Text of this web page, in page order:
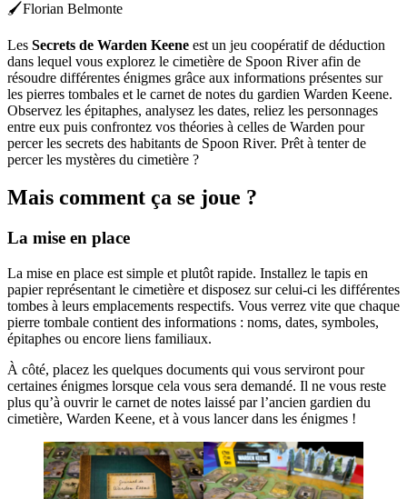
🖌️Florian Belmonte
Les Secrets de Warden Keene est un jeu coopératif de déduction
dans lequel vous explorez le cimetière de Spoon River afin de
résoudre différentes énigmes grâce aux informations présentes sur
les pierres tombales et le carnet de notes du gardien Warden Keene.
Observez les épitaphes, analysez les dates, reliez les personnages
entre eux puis confrontez vos théories à celles de Warden pour
percer les secrets des habitants de Spoon River. Prêt à tenter de
percer les mystères du cimetière ?
Mais comment ça se joue ?
La mise en place
La mise en place est simple et plutôt rapide. Installez le tapis en
papier représentant le cimetière et disposez sur celui-ci les différentes
tombes à leurs emplacements respectifs. Vous verrez vite que chaque
pierre tombale contient des informations : noms, dates, symboles,
épitaphes ou encore liens familiaux.
À côté, placez les quelques documents qui vous serviront pour
certaines énigmes lorsque cela vous sera demandé. Il ne vous reste
plus qu’à ouvrir le carnet de notes laissé par l’ancien gardien du
cimetière, Warden Keene, et à vous lancer dans les énigmes !